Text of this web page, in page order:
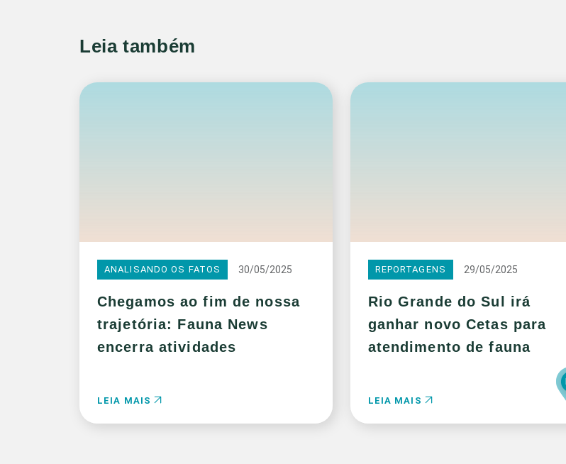
Leia também
ANALISANDO OS FATOS 30/05/2025
Chegamos ao fim de nossa
trajetória: Fauna News
encerra atividades
LEIA MAIS
REPORTAGENS 29/05/2025
Rio Grande do Sul irá
ganhar novo Cetas para
atendimento de fauna
LEIA MAIS